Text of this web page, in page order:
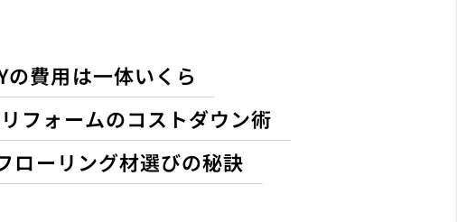
費用は一体いくら
フォームのコストダウン術
ローリング材選びの秘訣